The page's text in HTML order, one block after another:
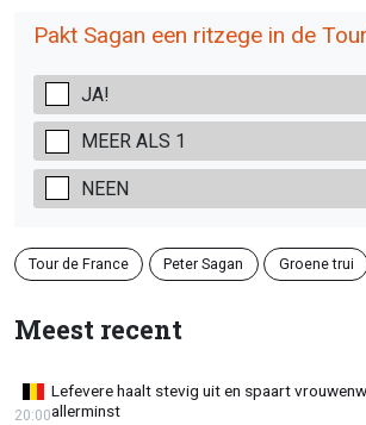
Pakt Sagan een ritzege in de
JA!
MEER ALS 1
NEEN
Tour de France Peter Sagan Groene trui
Meest recent
Lefevere haalt stevig uit en spaart
allerminst
20:00